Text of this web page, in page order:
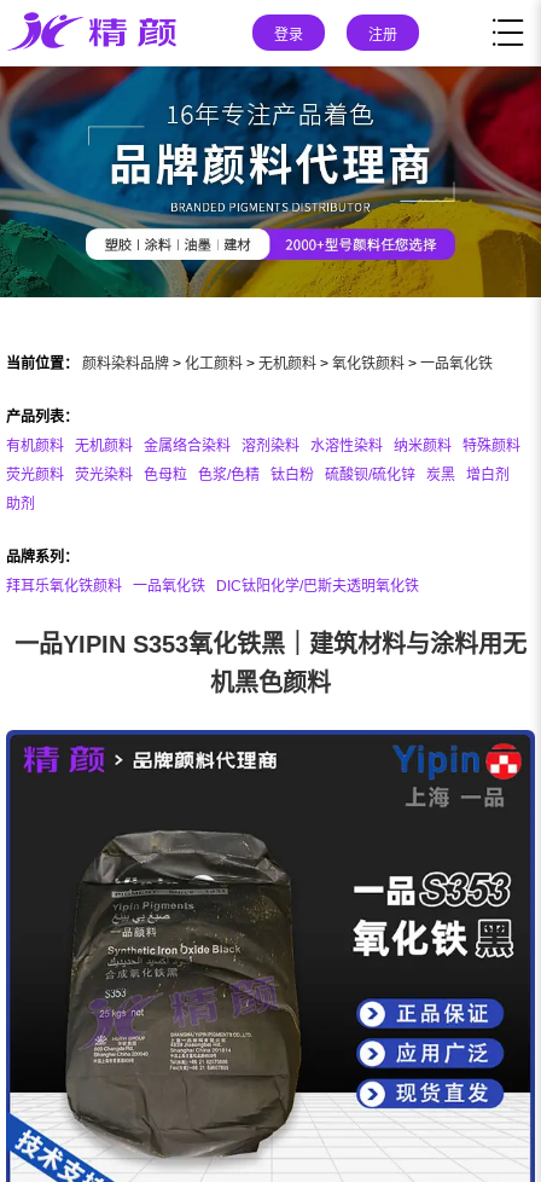
登录 注册
当前位置： 颜料染料品牌 > 化工颜料 > 无机颜料 > 氧化铁颜料 > 一品氧化铁
产品列表：
有机颜料
无机颜料 金属络合染料 溶剂染料 水溶性染料 纳米颜料
特殊颜料
荧光颜料
荧光染料 色母粒 色浆/色精 钛白粉 硫酸钡/硫化锌 炭黑
增白剂
助剂
品牌系列：
拜耳乐氧化铁颜料
一品氧化铁 DIC钛阳化学/巴斯夫透明氧化铁
一品YIPIN S353氧化铁黑｜建筑材料与涂料用无
机黑色颜料